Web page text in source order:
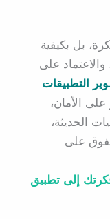
بل بكيفية
والاعتماد على
التطبيقات
الأمان،
الحديثة،
على
إلى تطبيق